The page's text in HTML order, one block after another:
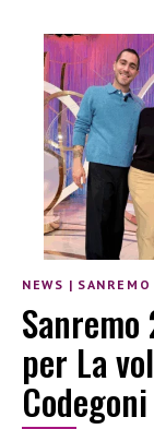
NEWS | SANREMO
per La
Codegoni